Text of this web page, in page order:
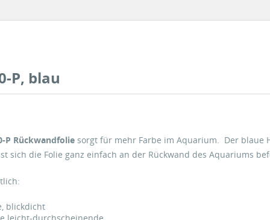
P, blau
P Rückwandfolie sorgt für mehr Farbe im Aquarium. Der blaue
sich die Folie ganz einfach an der Rückwand des Aquariums
blickdicht